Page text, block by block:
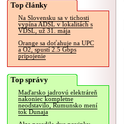
Top články
Na Slovensku sa v tichosti
vypína ADSL v lokalitách s
VDSL, už 31. mája
Orange sa doťahuje na UPC
a O2, spustí 2.5 Gbps
pripojenie
Top správy
Maďarsko jadrovú elektráreň
nakoniec kompletne
neodstavilo, Rumunsko mení
tok Dunaja